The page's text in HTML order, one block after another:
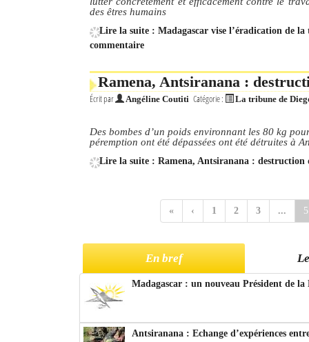
des êtres humains
Lire la suite : Madagascar vise l’éradication de
commentaire
Ramena, Antsiranana :
Écrit par Angéline Coutiti Catégorie : La tribune de
Des bombes d’un poids environnant les 80 kg
péremption ont été dépassées ont été détruites à
Lire la suite : Ramena, Antsiranana : destruction
« ‹ 1 2 3 ... 5
En bref
Madagascar : un nouveau Président de
Antsiranana : Echange d’expériences